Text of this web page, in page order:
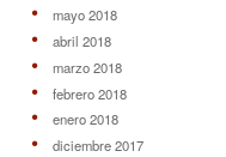
mayo 2018
abril 2018
marzo 2018
febrero 2018
enero 2018
diciembre 2017